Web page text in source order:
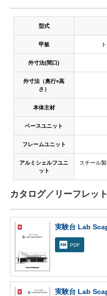
型式
甲板
外寸法(間口)
外寸法（奥行×高
さ）
本体主材
ベースユニット
フレームユニット
アルミシェルフユニ
ット
スチール
カタログ／リーフレット
実験台 Lab
PDF
実験台 Lab